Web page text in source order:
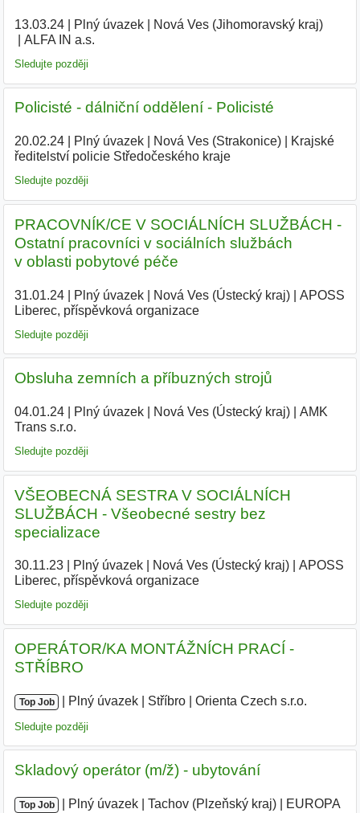
13.03.24| Plný úvazek| Nová Ves (Jihomoravský kraj)|
ALFA IN a.s.
Sledujte později
Policisté - dálniční oddělení - Policisté
20.02.24| Plný úvazek| Nová Ves (Strakonice)|
Krajské
ředitelství policie Středočeského kraje|
Sledujte později
PRACOVNÍK/CE V SOCIÁLNÍCH SLUŽBÁCH -
Ostatní pracovníci v sociálních službách
v oblasti pobytové péče
31.01.24| Plný úvazek| Nová Ves (Ústecký kraj)|
APOSS
Liberec, příspěvková organizace|
Sledujte později
Obsluha zemních a příbuzných strojů
04.01.24| Plný úvazek| Nová Ves (Ústecký kraj)|
AMK
Trans s.r.o.
Sledujte později
VŠEOBECNÁ SESTRA V SOCIÁLNÍCH
SLUŽBÁCH - Všeobecné sestry bez
specializace
30.11.23| Plný úvazek| Nová Ves (Ústecký kraj)|
APOSS
Liberec, příspěvková organizace|
Sledujte později
OPERÁTOR/KA MONTÁŽNÍCH PRACÍ -
STŘÍBRO
Top Job Plný úvazek Stříbro Orienta Czech s.r.o.
Sledujte později
Skladový operátor (m/ž) - ubytování
Top Job Plný úvazek Tachov (Plzeňský kraj)
EUROPA